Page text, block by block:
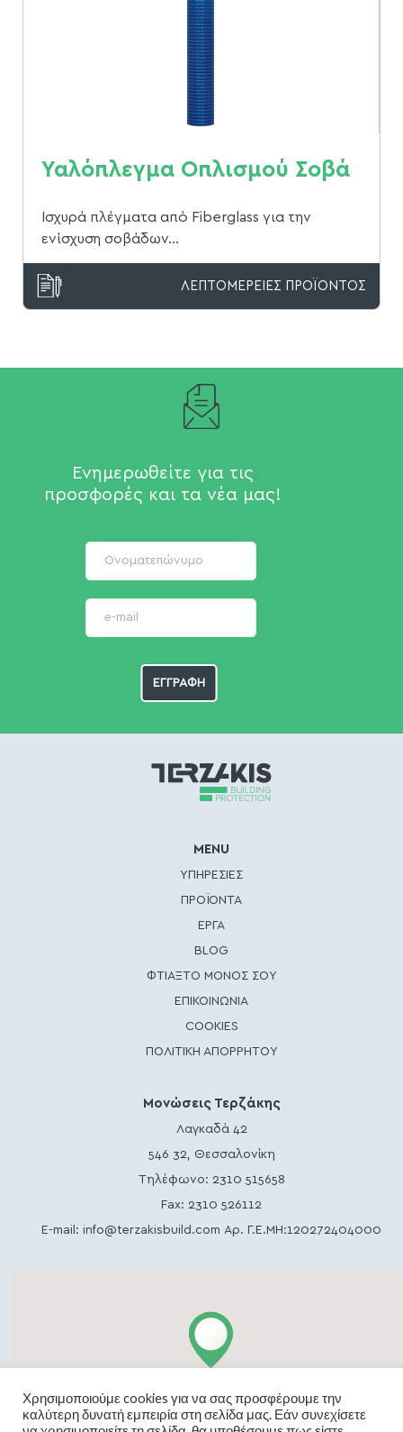
Υαλόπλεγμα Οπλισμού Σοβά
Ισχυρά πλέγματα από Fiberglass για την
ενίσχυση σοβάδων...
ΛΕΠΤΟΜΕΡΕΙΕΣ ΠΡΟΪΟΝΤΟΣ
Ενημερωθείτε για τις
προσφορές και τα νέα μας!
MENU
ΥΠΗΡΕΣΙΕΣ
ΠΡΟΪΟΝΤΑ
ΕΡΓΑ
BLOG
ΦΤΙΑΞΤΟ ΜΟΝΟΣ ΣΟΥ
ΕΠΙΚΟΙΝΩΝΙΑ
COOKIES
ΠΟΛΙΤΙΚΗ ΑΠΟΡΡΗΤΟΥ
Μονώσεις Τερζάκης
Λαγκαδά 42
546 32, Θεσσαλονίκη
Τηλέφωνο: 2310 515658
Fax: 2310 526112
E-mail:info@terzakisbuild.com Αρ. Γ.Ε.ΜΗ:120272404000
Χρησιμοποιούμε cookies για να σας προσφέρουμε την
καλύτερη δυνατή εμπειρία στη σελίδα μας. Εάν συνεχίσετε